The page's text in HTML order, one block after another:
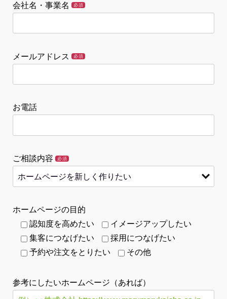
会社名・事業名 必須
メールアドレス 必須
お電話
ご相談内容 必須
ホームページの目的
認知度を高めたい
イメージアップしたい
集客につなげたい
採用につなげたい
予約や注文をとりたい
その他
参考にしたいホームページ（あれば）